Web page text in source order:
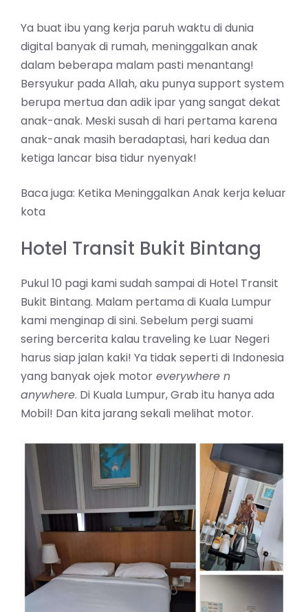
Ya buat ibu yang kerja paruh waktu di dunia
digital banyak di rumah, meninggalkan anak
dalam beberapa malam pasti menantang!
Bersyukur pada Allah, aku punya support system
berupa mertua dan adik ipar yang sangat dekat
anak-anak. Meski susah di hari pertama karena
anak-anak masih beradaptasi, hari kedua dan
ketiga lancar bisa tidur nyenyak!
Baca juga: Ketika Meninggalkan Anak kerja keluar
kota
Hotel Transit Bukit Bintang
Pukul 10 pagi kami sudah sampai di Hotel Transit
Bukit Bintang. Malam pertama di Kuala Lumpur
kami menginap di sini. Sebelum pergi suami
sering bercerita kalau traveling ke Luar Negeri
harus siap jalan kaki! Ya tidak seperti di Indonesia
yang banyak ojek motor everywhere n
anywhere. Di Kuala Lumpur, Grab itu hanya ada
Mobil! Dan kita jarang sekali melihat motor.